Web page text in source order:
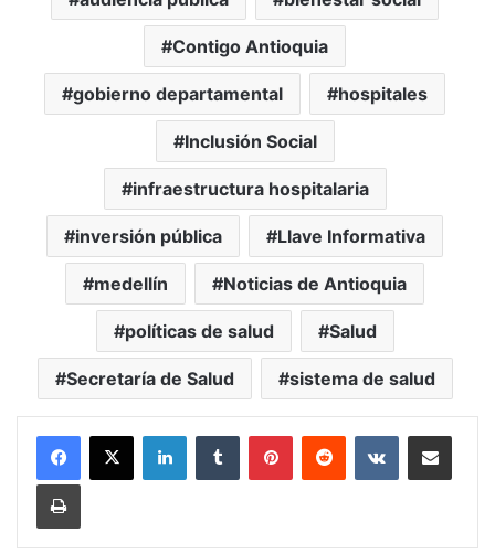
Contigo Antioquia
gobierno departamental hospitales
Inclusión Social
infraestructura hospitalaria
inversión pública Llave Informativa
medellín Noticias de Antioquia
políticas de salud Salud
Secretaría de Salud sistema de salud
LinkedInTumblr PinterestReddit VKontakteCompartir vía Mail
Print